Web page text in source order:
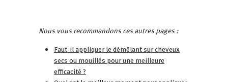
Nous vous recommandons ces autres pages :
Faut-il appliquer le démêlant sur cheveux
secs ou mouillés pour une meilleure
efficacité ?